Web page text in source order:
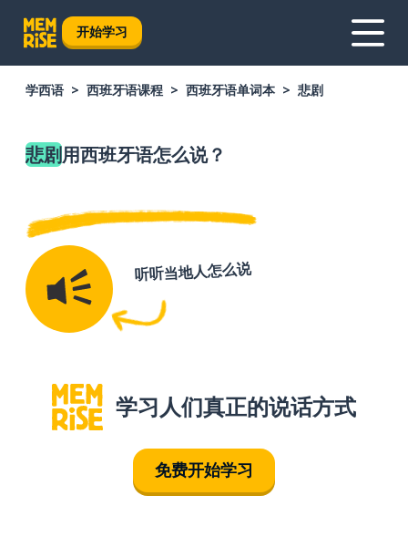
开始学习
学西语 西班牙语课程 西班牙语单词本 悲剧
悲剧用西班牙语怎么说？
听听当地人怎么说
学习人们真正的说话方式
免费开始学习